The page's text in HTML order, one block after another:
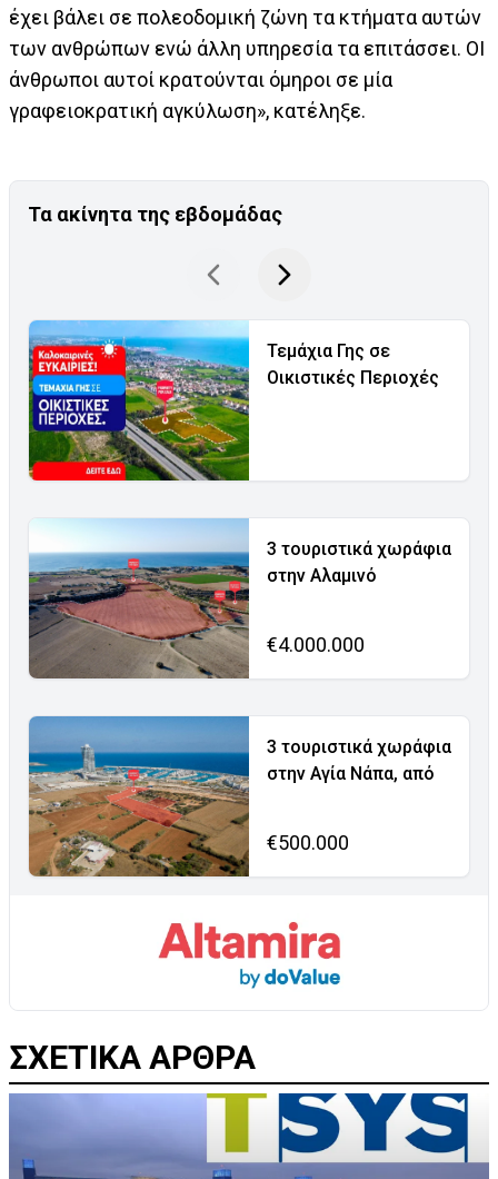
έχει βάλει σε πολεοδομική ζώνη τα κτήματα αυτών
των ανθρώπων ενώ άλλη υπηρεσία τα επιτάσσει. ΟΙ
άνθρωποι αυτοί κρατούνται όμηροι σε μία
γραφειοκρατική αγκύλωση», κατέληξε.
Τα ακίνητα της εβδομάδας
Τεμάχια Γης σε
Οικιστικές Περιοχές
3 τουριστικά χωράφια
στην Αλαμινό
€4.000.000
3 τουριστικά χωράφια
στην Αγία Νάπα, από
€500.000
ΣΧΕΤΙΚΑ ΑΡΘΡΑ